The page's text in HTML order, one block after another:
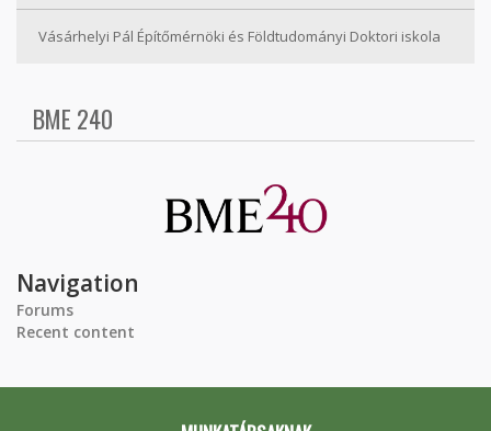
Vásárhelyi Pál Építőmérnöki és Földtudományi Doktori iskola
BME 240
Navigation
Forums
Recent content